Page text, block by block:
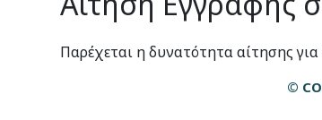
Παρέχεται η δυνατότητα αίτησης
©